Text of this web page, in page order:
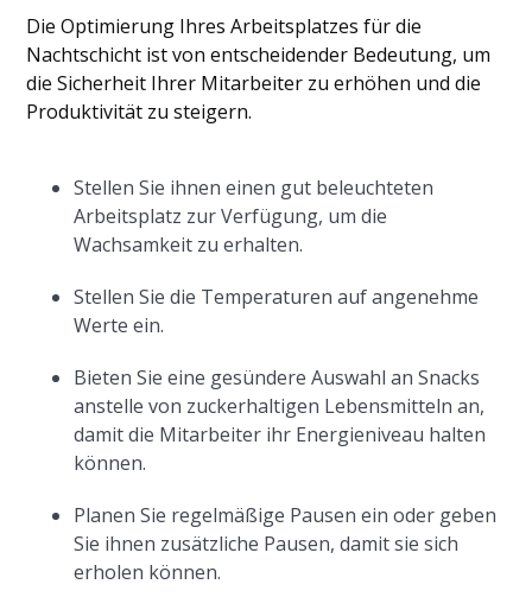
Die Optimierung Ihres Arbeitsplatzes für die
Nachtschicht ist von entscheidender Bedeutung, um
die Sicherheit Ihrer Mitarbeiter zu erhöhen und die
Produktivität zu steigern.
Stellen Sie ihnen einen gut beleuchteten
Arbeitsplatz zur Verfügung, um die
Wachsamkeit zu erhalten.
Stellen Sie die Temperaturen auf angenehme
Werte ein.
Bieten Sie eine gesündere Auswahl an Snacks
anstelle von zuckerhaltigen Lebensmitteln an,
damit die Mitarbeiter ihr Energieniveau halten
können.
Planen Sie regelmäßige Pausen ein oder geben
Sie ihnen zusätzliche Pausen, damit sie sich
erholen können.